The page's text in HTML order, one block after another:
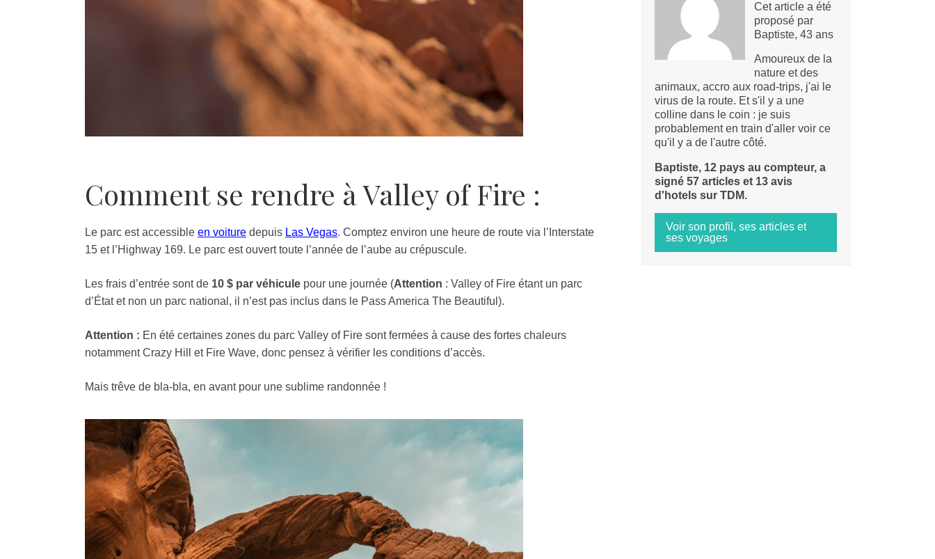
Comment se rendre à Valley of Fire :
Le parc est accessible en voiture depuis Las Vegas. Comptez environ une heure de route via l’Interstate
15 et l’Highway 169. Le parc est ouvert toute l’année de l’aube au crépuscule.
Les frais d’entrée sont de 10 $ par véhicule pour une journée (Attention : Valley of Fire étant un parc
d’État et non un parc national, il n’est pas inclus dans le Pass America The Beautiful).
Attention : En été certaines zones du parc Valley of Fire sont fermées à cause des fortes chaleurs
notamment Crazy Hill et Fire Wave, donc pensez à vérifier les conditions d’accès.
Mais trêve de bla-bla, en avant pour une sublime randonnée !
Cet article a été
proposé par
Baptiste, 43 ans
Amoureux de la
nature et des
animaux, accro aux road-trips, j'ai le
virus de la route. Et s'il y a une
colline dans le coin : je suis
probablement en train d'aller voir ce
qu'il y a de l'autre côté.
Baptiste, 12 pays au compteur, a
signé 57 articles et 13 avis
d'hotels sur TDM.
Voir son profil, ses articles et
ses voyages